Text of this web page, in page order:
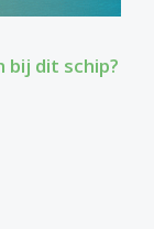
bij dit schip?